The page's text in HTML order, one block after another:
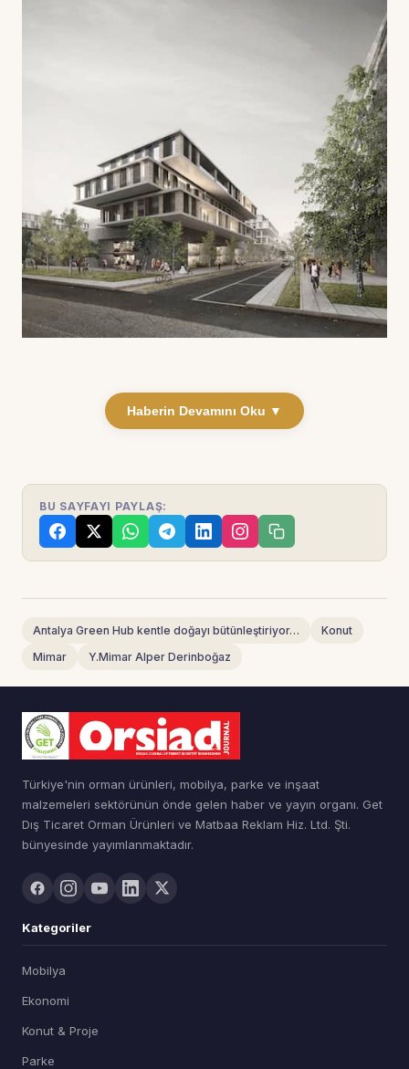
Haberin Devamını Oku ▼
BU SAYFAYI PAYLAŞ:
Antalya Green Hub kentle doğayı bütünleştiriyor…
Konut
Mimar
Y.Mimar Alper Derinboğaz
Türkiye'nin orman ürünleri, mobilya, parke ve inşaat
malzemeleri sektörünün önde gelen haber ve yayın organı. Get
Dış Ticaret Orman Ürünleri ve Matbaa Reklam Hiz. Ltd. Şti.
bünyesinde yayımlanmaktadır.
Kategoriler
Mobilya
Ekonomi
Konut & Proje
Parke